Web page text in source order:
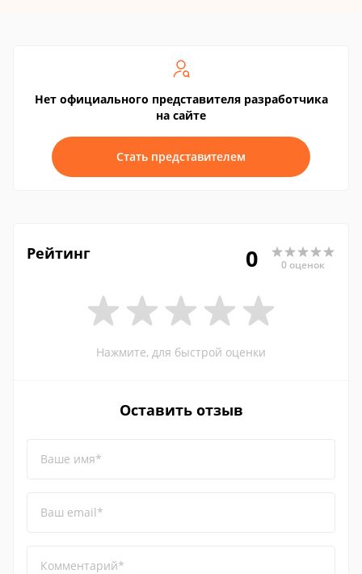
Нет официального представителя разработчика
на сайте
Стать представителем
Рейтинг 0 0 оценок
Нажмите, для быстрой оценки
Оставить отзыв
Ваше имя*
Ваш email*
Комментарий*